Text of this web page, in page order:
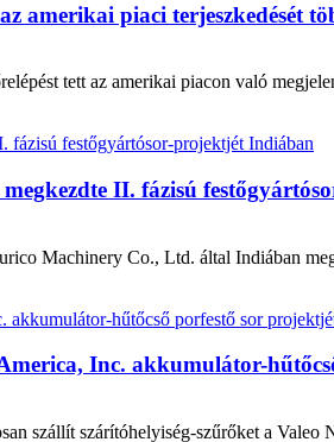
amerikai piaci terjeszkedését
tett az amerikai piacon való
II. fázisú
Machinery Co., Ltd. által Indiában
Inc. akkumulátor-
szállít szárítóhelyiség-szűrőket a